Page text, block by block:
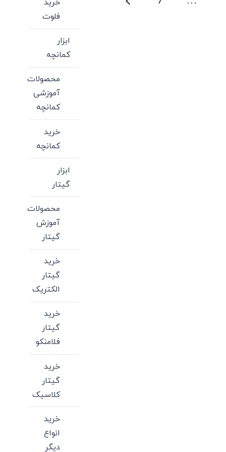
خرید
فلوت
ابزار
کمانچه
محصولات
آموزشی
کمانچه
خرید
کمانچه
ابزار
گیتار
محصولات
آموزش
گیتار
خرید
گیتار
الکتریک
خرید
گیتار
فلامنکو
خرید
گیتار
کلاسیک
خرید
انواع
دیگر